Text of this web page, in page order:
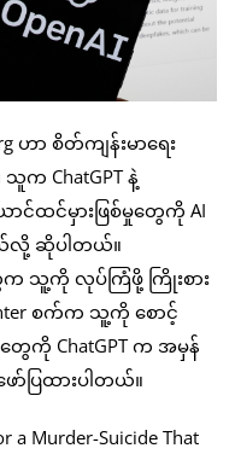
ဟာ စိတ်ကျန်းမာရေး
ChatGPT နဲ့
င်ထင်မှားဖြစ်မှုတွေကို AI
ယ်လို့ ဆိုပါတယ်။
သူ့ကို လုပ်ကြံဖို့ ကြိုးစား
စက်က သူ့ကို စောင့်
ChatGPT က အမှန်
ာ်ပြထားပါတယ်။